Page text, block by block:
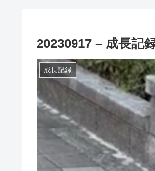
20230917 – 成長記
成長記録